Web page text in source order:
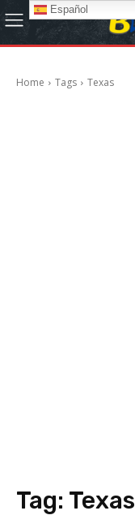
Home Tags Texas
Tag: Texas
Español